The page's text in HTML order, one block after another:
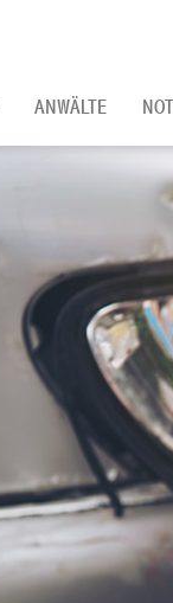
ANWÄLTE